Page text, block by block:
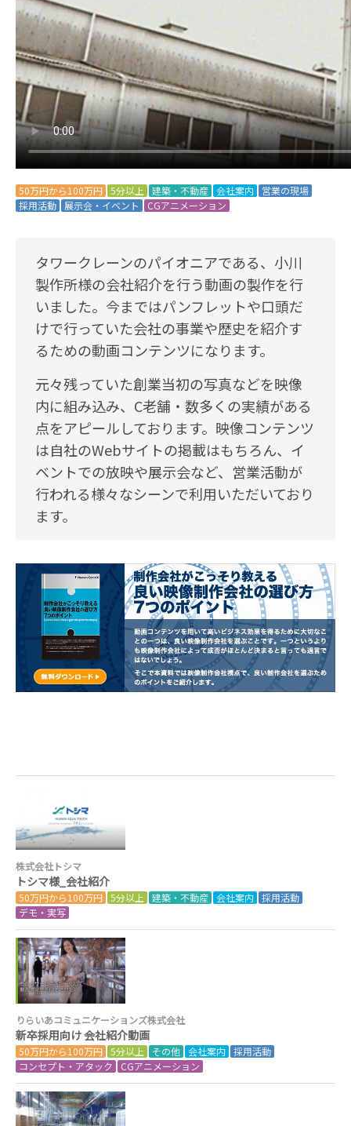
50万円から100万円 5分以上 建築・不動産 会社案内
営業の現場
採用活動
展示会・イベント CGアニメーション
タワークレーンのパイオニアである、小川
製作所様の会社紹介を行う動画の製作を行
いました。今まではパンフレットや口頭だ
けで行っていた会社の事業や歴史を紹介す
るための動画コンテンツになります。
元々残っていた創業当初の写真などを映像
内に組み込み、C老舗・数多くの実績がある
点をアピールしております。映像コンテンツ
は自社のWebサイトの掲載はもちろん、イ
ベントでの放映や展示会など、営業活動が
行われる様々なシーンで利用いただいており
ます。
株式会社トシマ
トシマ様_会社紹介
50万円から100万円 5分以上 建築・不動産 会社案内 採用活動
デモ・実写
りらいあコミュニケーションズ株式会社
新卒採用向け 会社紹介動画
50万円から100万円 5分以上 その他 会社案内 採用活動
コンセプト・アタック
CGアニメーション